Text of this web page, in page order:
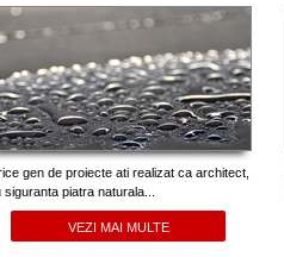
gen de proiecte ati realizat ca architect,
siguranta piatra naturala...
VEZI MAI MULTE